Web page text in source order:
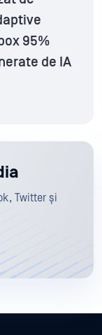
95%
de IA
Twitter și